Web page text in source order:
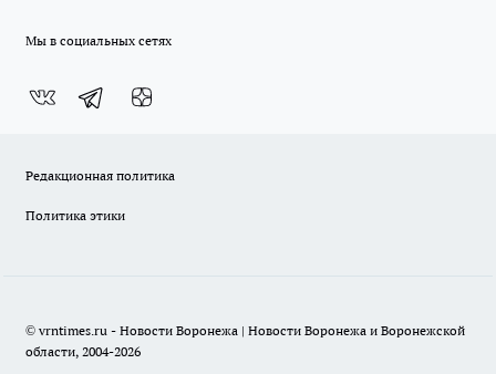
Мы в социальных сетях
Редакционная политика
Политика этики
© vrntimes.ru - Новости Воронежа | Новости Воронежа и Воронежской
области, 2004-2026